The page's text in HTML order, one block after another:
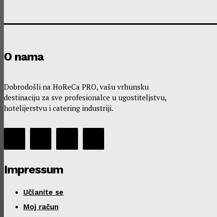
O nama
Dobrodošli na HoReCa PRO, vašu vrhunsku
destinaciju za sve profesionalce u ugostiteljstvu,
hotelijerstvu i catering industriji.
Impressum
Učlanite se
Moj račun